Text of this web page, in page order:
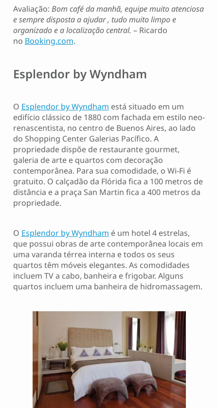
Avaliação: Bom café da manhã, equipe muito atenciosa
e sempre disposta a ajudar , tudo muito limpo e
organizado e a localização central. – Ricardo
no Booking.com.
Esplendor by Wyndham
O Esplendor by Wyndham está situado em um
edifício clássico de 1880 com fachada em estilo neo-
renascentista, no centro de Buenos Aires, ao lado
do Shopping Center Galerias Pacífico. A
propriedade dispõe de restaurante gourmet,
galeria de arte e quartos com decoração
contemporânea. Para sua comodidade, o Wi-Fi é
gratuito. O calçadão da Flórida fica a 100 metros de
distância e a praça San Martin fica a 400 metros da
propriedade.
O Esplendor by Wyndham é um hotel 4 estrelas,
que possui obras de arte contemporânea locais em
uma varanda térrea interna e todos os seus
quartos têm móveis elegantes. As comodidades
incluem TV a cabo, banheira e frigobar. Alguns
quartos incluem uma banheira de hidromassagem.